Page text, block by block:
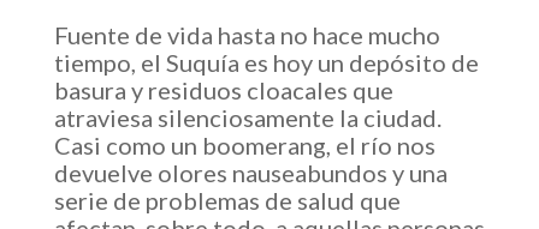
Fuente de vida hasta no hace mucho
tiempo, el Suquía es hoy un depósito de
basura y residuos cloacales que
atraviesa silenciosamente la ciudad.
Casi como un boomerang, el río nos
devuelve olores nauseabundos y una
serie de problemas de salud que